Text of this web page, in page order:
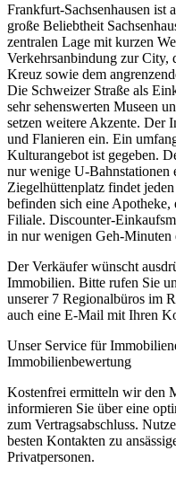
Frankfurt-Sachsenhausen ist
große Beliebtheit
zentralen Lage mit kurzen
Verkehrsanbindung zur City,
Kreuz sowie dem
Die Schweizer Straße als
sehr sehenswerten Museen
setzen weitere Akzente. Der
und Flanieren ein. Ein
Kulturangebot ist gegeben.
nur wenige U-Bahnstationen
Ziegelhüttenplatz findet
befinden sich eine
Filiale. Discounter-
in nur wenigen Geh-Minuten
Der Verkäufer wünscht
Immobilien. Bitte rufen Sie
unserer 7 Regionalbüros im
auch eine E-Mail mit Ihren
Unser Service für
Immobilienbewertung
Kostenfrei ermitteln wir den
informieren Sie über eine
zum Vertragsabschluss.
besten Kontakten zu
Privatpersonen.